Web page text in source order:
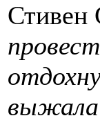
Стивен
выжала